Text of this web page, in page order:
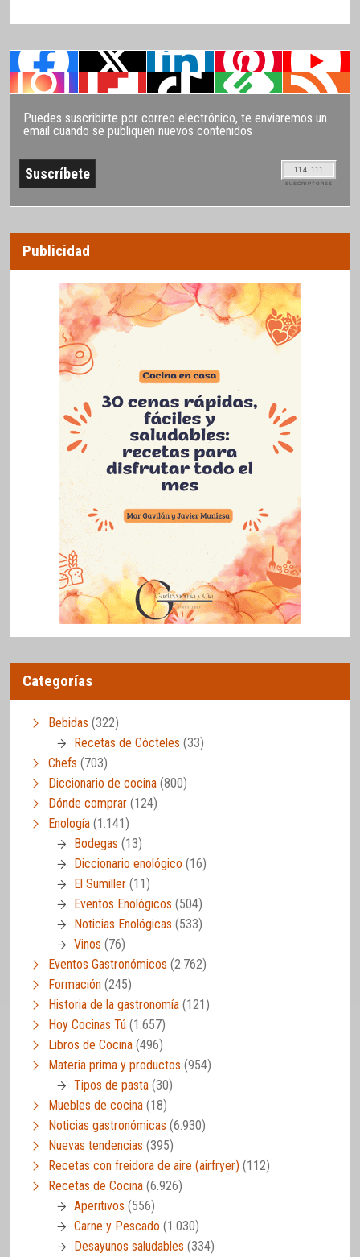
Puedes suscribirte por correo electrónico, te enviaremos un
email cuando se publiquen nuevos contenidos
114.111
SUSCRIPTORES
Publicidad
Categorías
Bebidas (322)
Recetas de Cócteles (33)
Chefs (703)
Diccionario de cocina (800)
Dónde comprar (124)
Enología (1.141)
Bodegas (13)
Diccionario enológico (16)
El Sumiller (11)
Eventos Enológicos (504)
Noticias Enológicas (533)
Vinos (76)
Eventos Gastronómicos (2.762)
Formación (245)
Historia de la gastronomía (121)
Hoy Cocinas Tú (1.657)
Libros de Cocina (496)
Materia prima y productos (954)
Tipos de pasta (30)
Muebles de cocina (18)
Noticias gastronómicas (6.930)
Nuevas tendencias (395)
Recetas con freidora de aire (airfryer) (112)
Recetas de Cocina (6.926)
Aperitivos (556)
Carne y Pescado (1.030)
Desayunos saludables (334)